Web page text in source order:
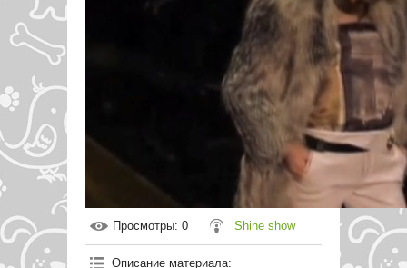
Просмотры: 0 Shine show
Описание материала: